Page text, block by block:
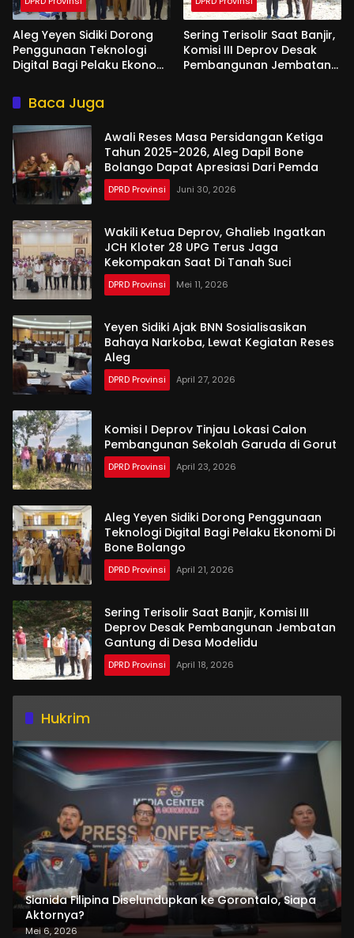
Aleg Yeyen Sidiki Dorong
Penggunaan Teknologi
Digital Bagi Pelaku Ekonomi
Sering Terisolir Saat Banjir,
Komisi III Deprov Desak
Pembangunan Jembatan
Baca Juga
Awali Reses Masa Persidangan Ketiga
Tahun 2025-2026, Aleg Dapil Bone
Bolango Dapat Apresiasi Dari Pemda
DPRD Provinsi Juni 30, 2026
Wakili Ketua Deprov, Ghalieb Ingatkan
JCH Kloter 28 UPG Terus Jaga
Kekompakan Saat Di Tanah Suci
DPRD Provinsi Mei 11, 2026
Yeyen Sidiki Ajak BNN Sosialisasikan
Bahaya Narkoba, Lewat Kegiatan Reses
Aleg
DPRD Provinsi April 27, 2026
Komisi I Deprov Tinjau Lokasi Calon
Pembangunan Sekolah Garuda di Gorut
DPRD Provinsi April 23, 2026
Aleg Yeyen Sidiki Dorong Penggunaan
Teknologi Digital Bagi Pelaku Ekonomi Di
Bone Bolango
DPRD Provinsi April 21, 2026
Sering Terisolir Saat Banjir, Komisi III
Deprov Desak Pembangunan Jembatan
Gantung di Desa Modelidu
DPRD Provinsi April 18, 2026
Hukrim
Sianida Filipina Diselundupkan ke Gorontalo, Siapa
Aktornya?
Mei 6, 2026